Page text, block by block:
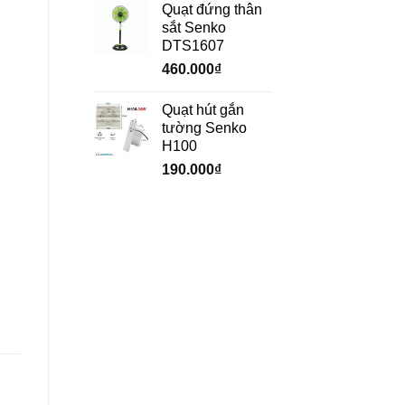
Quạt đứng thân
sắt Senko
DTS1607
460.000₫
Quạt hút gắn
tường Senko
H100
190.000₫